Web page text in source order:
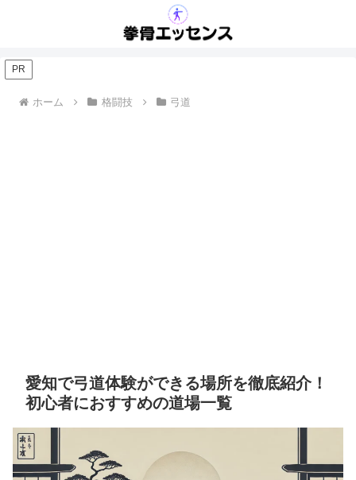
PR
ホーム 格闘技 弓道
愛知で弓道体験ができる場所を徹底紹介！
初心者におすすめの道場一覧